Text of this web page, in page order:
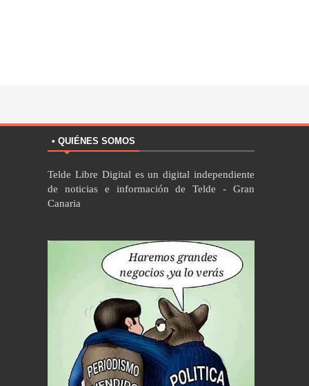
• QUIÉNES SOMOS
Telde Libre Digital es un digital independiente
de noticias e información de Telde - Gran
Canaria